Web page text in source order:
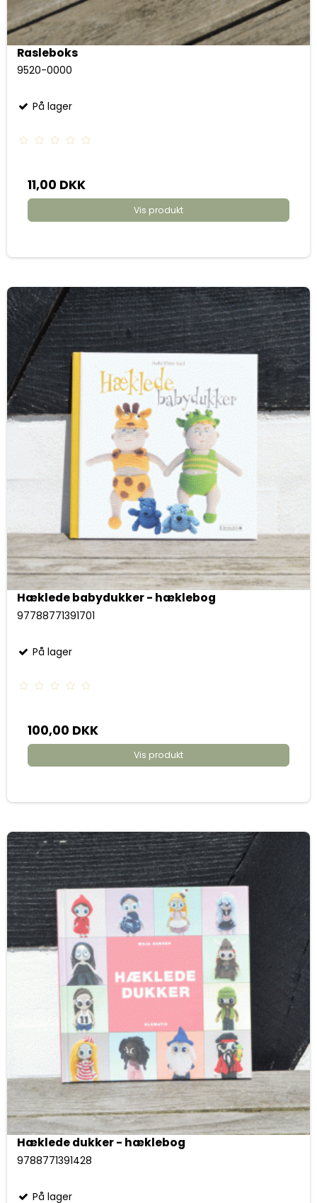
Rasleboks
9520-0000
På lager
11,00 DKK
Vis produkt
Hæklede babydukker - hæklebog
97788771391701
På lager
100,00 DKK
Vis produkt
Hæklede dukker - hæklebog
9788771391428
På lager